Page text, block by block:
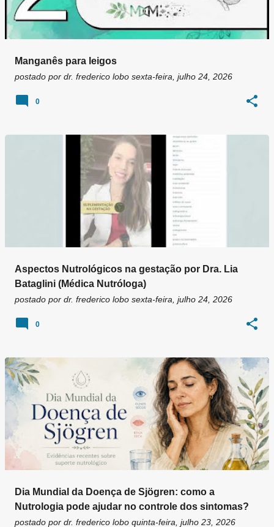
Manganês para leigos
postado por dr. frederico lobo sexta-feira, julho 24, 2026
0
Aspectos Nutrológicos na gestação por Dra. Lia
Bataglini (Médica Nutróloga)
postado por dr. frederico lobo sexta-feira, julho 24, 2026
0
Dia Mundial da Doença de Sjögren: como a
Nutrologia pode ajudar no controle dos sintomas?
postado por dr. frederico lobo quinta-feira, julho 23, 2026